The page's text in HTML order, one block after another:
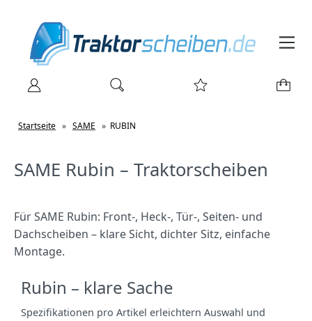
Startseite » SAME » RUBIN
SAME Rubin – Traktorscheiben
Für SAME Rubin: Front‑, Heck‑, Tür‑, Seiten‑ und
Dachscheiben – klare Sicht, dichter Sitz, einfache
Montage.
Rubin – klare Sache
Spezifikationen pro Artikel erleichtern Auswahl und